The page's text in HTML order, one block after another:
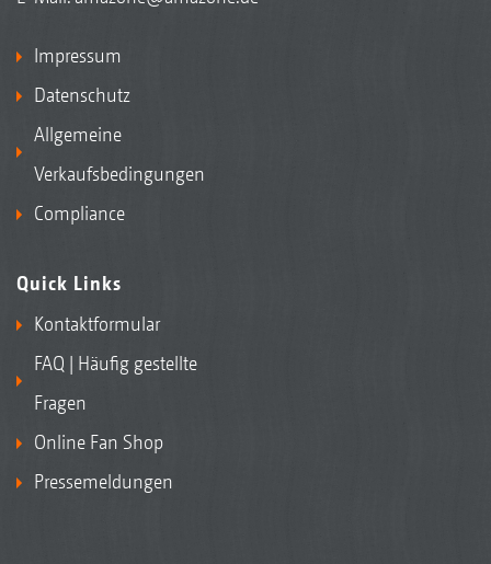
Impressum
Datenschutz
Allgemeine
Verkaufsbedingungen
Compliance
Quick Links
Kontaktformular
FAQ | Häufig gestellte
Fragen
Online Fan Shop
Pressemeldungen